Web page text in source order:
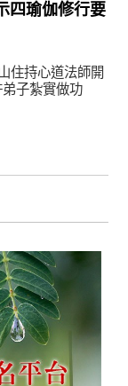
四瑜伽修行要
住持心道法師開
子紮實做功